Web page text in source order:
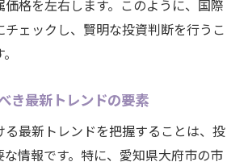
ータから見る需要の傾向
ベントが需要に与える影響
を先取りする情報収集法
節性を捉えた取引戦略
金属市場に与える影響を理解する
格を左右します。このように、国際
チェックし、賢明な投資判断を行うこ
き最新トレンドの要素
る最新トレンドを把握することは、投
情報です。特に、愛知県大府市の市